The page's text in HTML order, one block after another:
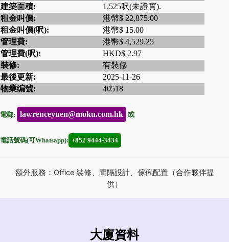
建築面積:
1,525呎(未證實).
租金叫價:
港幣$ 22,875.00
租金叫價(呎):
港幣$ 15.00
管理費:
港幣$ 4,529.25
管理費(呎):
HKD$ 2.97
裝修:
有裝修
最後更新:
2025-11-26
物業编號:
40518
電郵: lawrenceyuen@moku.com.hk 或
電話號碼(可Whatsapp): +852 9444-3434
額外服務：Office 裝修、間隔設計、傢俬配置（合作夥伴提
供）
大廈資料